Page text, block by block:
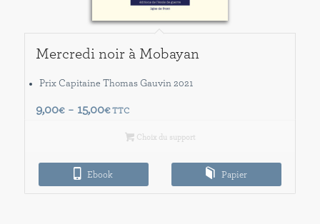
Mercredi noir à Mobayan
Prix Capitaine Thomas Gauvin 2021
9,00€ – 15,00€Plage
prix :
à
TTC
Choix du support
Ebook Papier